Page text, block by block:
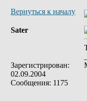
Вернуться к началу
Sater
Зарегистрирован:
02.09.2004
Сообщения: 1175